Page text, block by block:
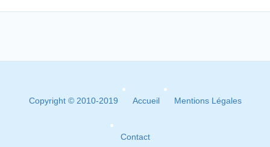
Copyright © 2010-2019 Accueil Mentions Légales
Contact